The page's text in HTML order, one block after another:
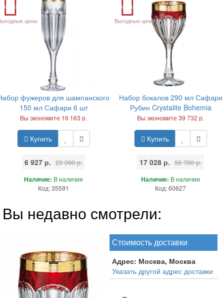
Акция
цены
фужеров для шампанского
150 мл Сафари 6 шт
Вы экономите 16 163 р.
Купить
6 927 р. 23 090 р.
Наличие: В наличии
Код: 35591
Акция
Выгодные цены
Набор бокалов 290 мл Сафари
Рубин Crystalite Bohemia
Вы экономите 39 732 р.
Купить
17 028 р. 56 760 р.
Наличие: В наличии
Код: 60627
Вы недавно смотрели:
Стоимость доставки
Адрес: Москва, Москва
Указать другой адрес доставки